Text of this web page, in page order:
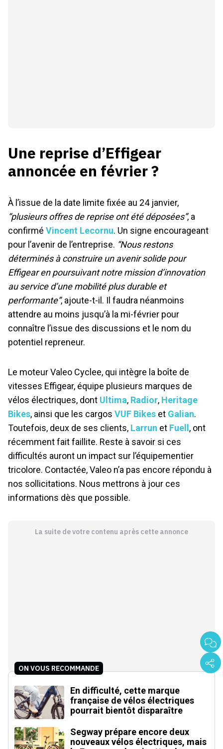
Une reprise d’Effigear
annoncée en février ?
À l’issue de la date limite fixée au 24 janvier,
“plusieurs offres de reprise ont été déposées”, a
confirmé Vincent Lecornu. Un signe encourageant
pour l’avenir de l’entreprise. “Nous restons
déterminés à construire un avenir solide pour
Effigear en poursuivant notre mission d’innovation
au service d’une mobilité plus durable et
performante”, ajoute-t-il. Il faudra néanmoins
attendre au moins jusqu’à la mi-février pour
connaître l’issue des discussions et le nom du
potentiel repreneur.
Le moteur Valeo Cyclee, qui intègre la boîte de
vitesses Effigear, équipe plusieurs marques de
vélos électriques, dont Ultima, Radior, Heritage
Bikes, ainsi que les cargos VUF Bikes et Galian.
Toutefois, deux de ses clients, Larrun et Fuell , ont
récemment fait faillite. Reste à savoir si ces
difficultés auront un impact sur l’équipementier
tricolore. Contactée, Valeo n’a pas encore répondu à
nos sollicitations. Nous mettrons à jour ces
informations dès que possible.
La suite de votre contenu après cette annonce
ON VOUS RECOMMANDE
En difficulté, cette marque
française de vélos électriques
pourrait bientôt disparaître
Segway prépare encore deux
nouveaux vélos électriques, mais